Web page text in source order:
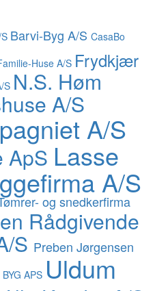
Barvi-Byg A/S CasaBo
Huse A/S Frydkjær
S N.S. Høm
A/S
A/S
ApS Lasse
A/S
og snedkerfirma
Rådgivende
S Preben Jørgensen
APS Uldum